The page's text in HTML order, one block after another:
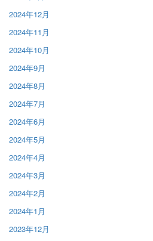
2024年12月
2024年11月
2024年10月
2024年9月
2024年8月
2024年7月
2024年6月
2024年5月
2024年4月
2024年3月
2024年2月
2024年1月
2023年12月